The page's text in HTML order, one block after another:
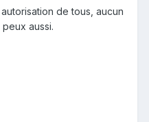
de tous, aucun
aussi.